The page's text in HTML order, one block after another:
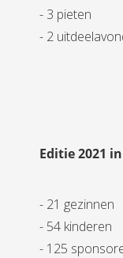
- 3 pieten
- 2
Editie 2021
- 21 gezinnen
- 54 kinderen
- 125